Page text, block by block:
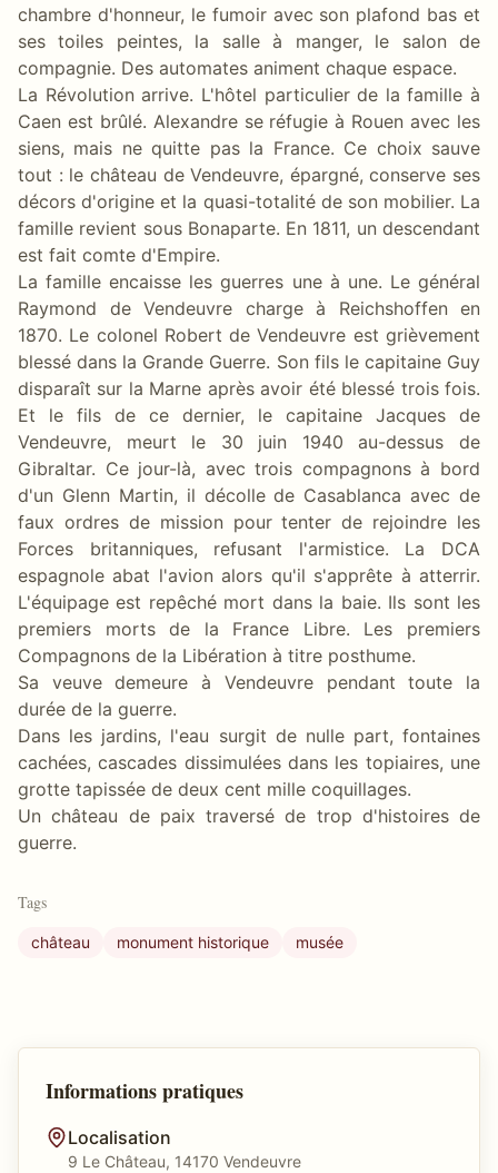
chambre d'honneur, le fumoir avec son plafond bas et
ses toiles peintes, la salle à manger, le salon de
compagnie. Des automates animent chaque espace.
La Révolution arrive. L'hôtel particulier de la famille à
Caen est brûlé. Alexandre se réfugie à Rouen avec les
siens, mais ne quitte pas la France. Ce choix sauve
tout : le château de Vendeuvre, épargné, conserve ses
décors d'origine et la quasi-totalité de son mobilier. La
famille revient sous Bonaparte. En 1811, un descendant
est fait comte d'Empire.
La famille encaisse les guerres une à une. Le général
Raymond de Vendeuvre charge à Reichshoffen en
1870. Le colonel Robert de Vendeuvre est grièvement
blessé dans la Grande Guerre. Son fils le capitaine Guy
disparaît sur la Marne après avoir été blessé trois fois.
Et le fils de ce dernier, le capitaine Jacques de
Vendeuvre, meurt le 30 juin 1940 au-dessus de
Gibraltar. Ce jour-là, avec trois compagnons à bord
d'un Glenn Martin, il décolle de Casablanca avec de
faux ordres de mission pour tenter de rejoindre les
Forces britanniques, refusant l'armistice. La DCA
espagnole abat l'avion alors qu'il s'apprête à atterrir.
L'équipage est repêché mort dans la baie. Ils sont les
premiers morts de la France Libre. Les premiers
Compagnons de la Libération à titre posthume.
Sa veuve demeure à Vendeuvre pendant toute la
durée de la guerre.
Dans les jardins, l'eau surgit de nulle part, fontaines
cachées, cascades dissimulées dans les topiaires, une
grotte tapissée de deux cent mille coquillages.
Un château de paix traversé de trop d'histoires de
guerre.
Tags
château monument historique musée
Informations pratiques
Localisation
9 Le Château, 14170 Vendeuvre